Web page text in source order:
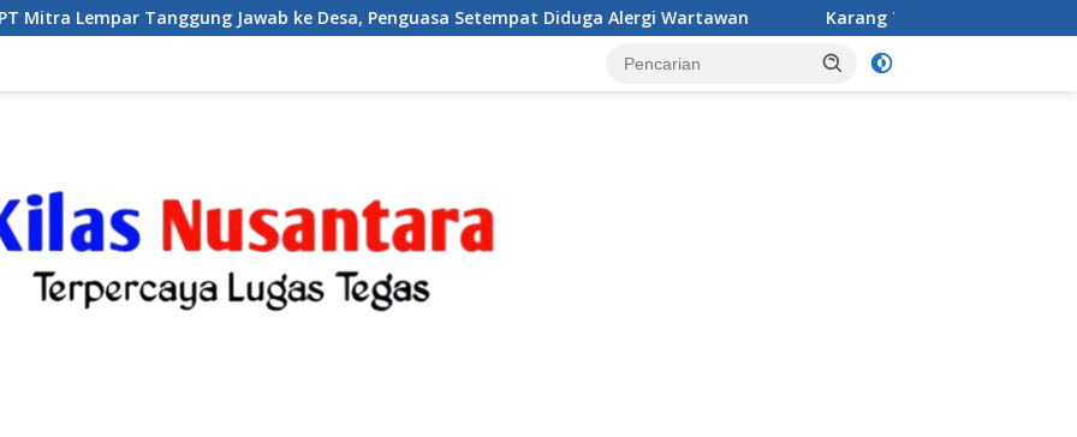
Jawab ke Desa, Penguasa Setempat Diduga Alergi Wartawan Karang Taruna Desa Jonggol menggelar aksi